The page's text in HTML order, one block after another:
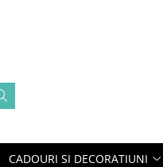
CADOURI SI DECORATIUNI